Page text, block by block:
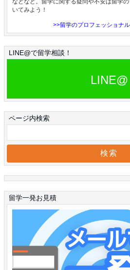
いてみよう！
>>留学のプロフェッショナ
LINE@で留学相談！
LINE@
ページ内検索
留学一発お見積